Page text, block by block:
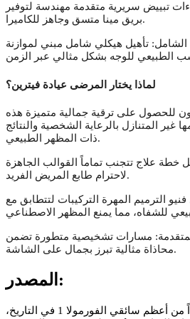
تبييض سريرية متقدمة مهندسة لتوفير
بريق مينا متسق وجاهز للكاميرا.
الشامل: تأهيل هيكلي شامل مبني لموازنة
لماذا يختار المرضى عيادة فيترين؟
للحصول على ترقية جمالية متميزة هذه
غير المتنازل بالرعاية الشخصية والنتائج
ذات المظهر الطبيعي.
خطة علاج تتجنب تماماً القوالب الجاهزة
لاحترام طابع المريض الفريد.
الترميم المهرة التركيبات لتتطابق مع
مسارات تشخيصية متطورة تضمن
محاذاة مثالية تبرز بجمال على الشاشة.
المصدر:
يُعدّ لويس هاميلتون واحداً من أعظم سائقي الفورمولا 1 في التاريخ،